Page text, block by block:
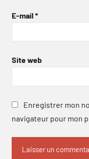
E-mail *
Site web
Enregistrer mon
navigateur pour mon